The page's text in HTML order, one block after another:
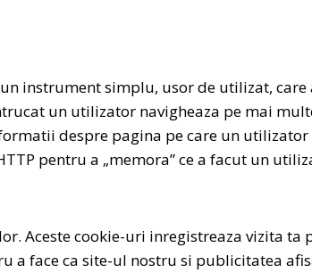
un instrument simplu, usor de utilizat,
un utilizator navigheaza pe mai
despre pagina pe care un
pentru a „memora” ce a facut un
Aceste cookie-uri inregistreaza vizita
a face ca site-ul nostru si publicitatea